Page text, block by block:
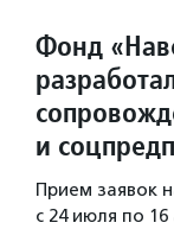
Фонд
и
Прием заявок
с 24 июля по 16